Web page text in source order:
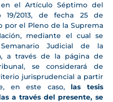
el Artículo Séptimo del
19/2013, de fecha 25 de
por el Pleno de la Suprema
mediante el cual se
Judicial de la
a través de la página de
se considerará de
jurisprudencial a partir
en este caso, las tesis
a través del presente, se